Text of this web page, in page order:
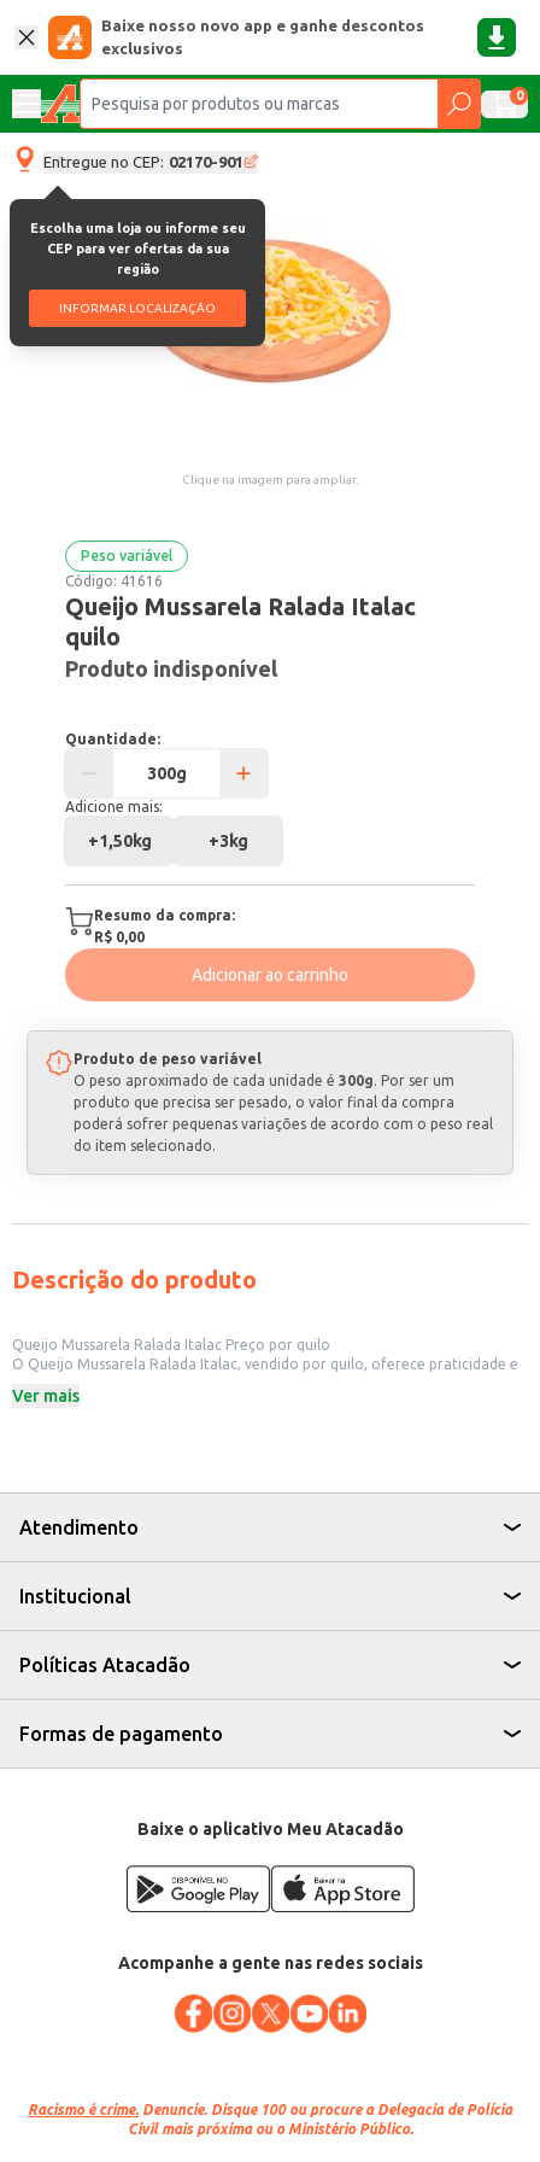
Baixe nosso novo app e ganhe descontos
exclusivos
0
Entregue no CEP: 02170-901
Escolha uma loja ou informe seu
CEP para ver ofertas da sua
região
INFORMAR LOCALIZAÇÃO
Clique na imagem para ampliar.
Peso variável
Código: 41616
Queijo Mussarela Ralada Italac
quilo
Produto indisponível
Quantidade:
Adicione mais:
+1,50kg +3kg
Resumo da compra:
R$ 0,00
Adicionar ao carrinho
Produto de peso variável
O peso aproximado de cada unidade é 300g. Por ser um
produto que precisa ser pesado, o valor final da compra
poderá sofrer pequenas variações de acordo com o peso real
do item selecionado.
Descrição do produto
Queijo Mussarela Ralada Italac Preço por quilo
O Queijo Mussarela Ralada Italac, vendido por quilo, oferece praticidade e
receitas, reduzindo o tempo de preparo. É uma opção versátil para
característico.
Perfeito para incrementar massas, lasanhas e outros pratos quentes.
Pode ser utilizado em saladas, adicionando sabor e textura.
produtos alimentícios.
escolha eficiente para quem busca qualidade e rendimento em suas
preparações, seja para uso próprio ou para revenda. Sua consistência e
sabor contribuem para o sucesso de diversas receitas.
Categoria: Queijo mussarela
Ver mais
Atendimento
Institucional
Políticas Atacadão
Formas de pagamento
Baixe o aplicativo Meu Atacadão
Acompanhe a gente nas redes sociais
Racismo é crime. Denuncie. Disque 100 ou procure a Delegacia de Polícia
Civil mais próxima ou o Ministério Público.